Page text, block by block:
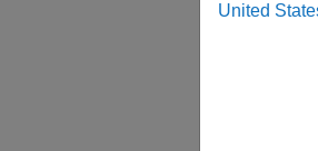
United